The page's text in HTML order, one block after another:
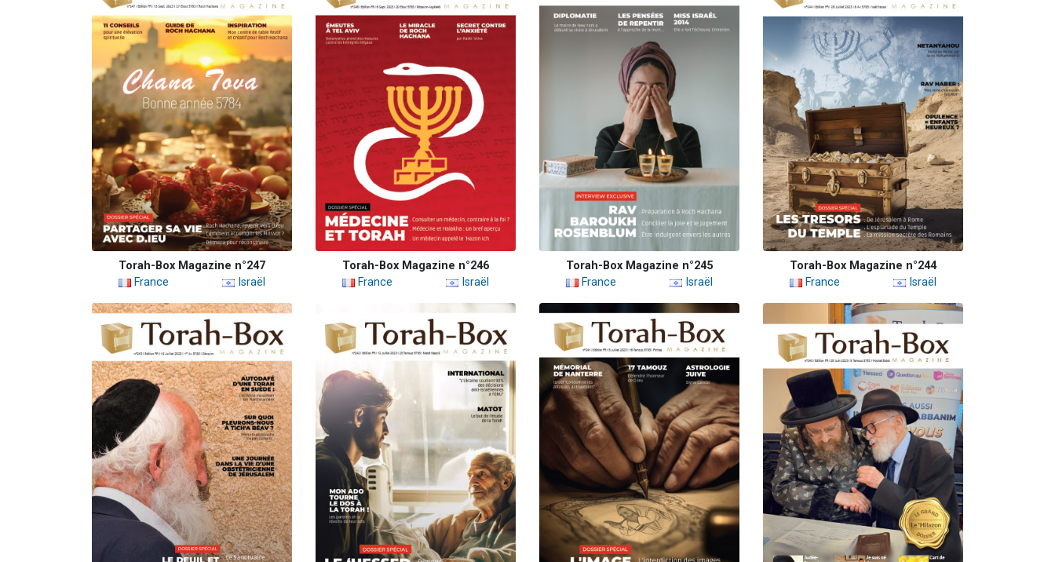
Torah-Box Magazine n°247
France
Israël
Torah-Box Magazine n°246
France
Israël
Torah-Box Magazine n°245
France
Israël
Torah-Box Magazine n°244
France
Israël